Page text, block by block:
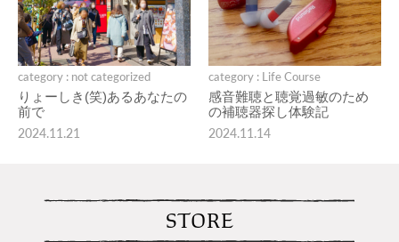
category : not categorized
りょーしき(笑)あるあなたの
前で
2024.11.21
category : Life Course
感音難聴と聴覚過敏のため
の補聴器探し体験記
2024.11.14
STORE